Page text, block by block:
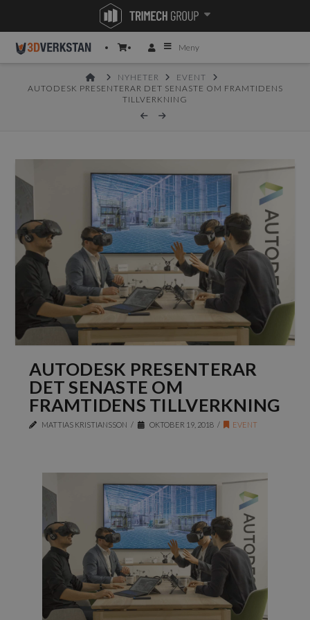
Meny
HOMENYHETER
EVENT
AUTODESK PRESENTERAR DET SENASTE OM FRAMTIDENS
TILLVERKNING
AUTODESK PRESENTERAR
DET SENASTE OM
FRAMTIDENS TILLVERKNING
MATTIAS KRISTIANSSON OKTOBER 19, 2018 EVENT